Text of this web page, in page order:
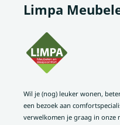
Limpa
Wil je (nog) leuker wonen,
een bezoek aan
verwelkomen je graag in onze